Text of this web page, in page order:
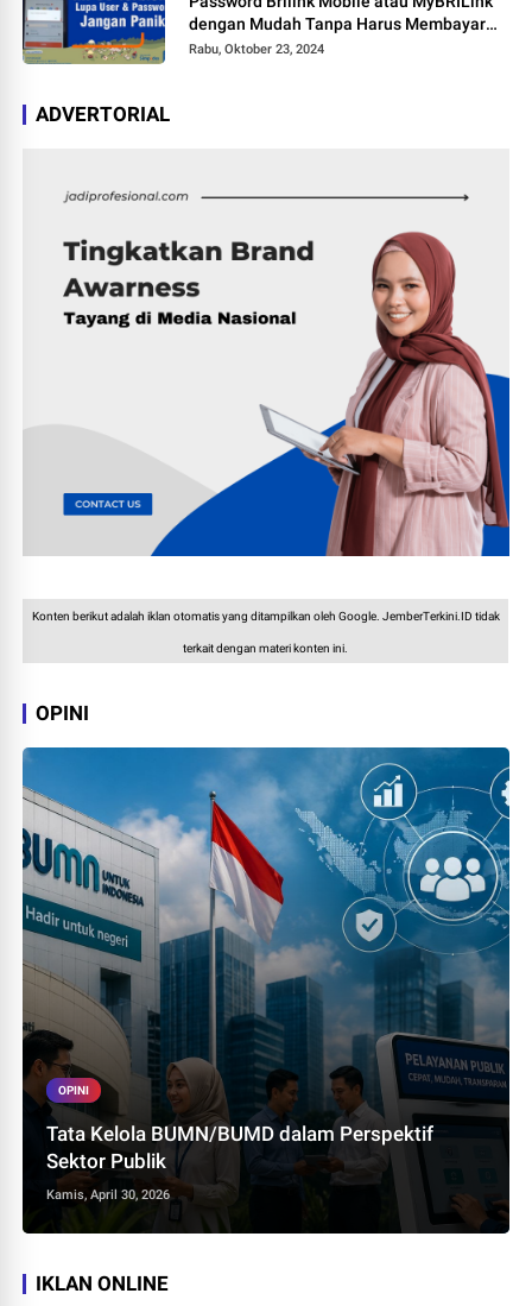
dengan Mudah Tanpa Harus Membayar
Jasa
Rabu, Oktober 23, 2024
ADVERTORIAL
Konten berikut adalah iklan otomatis yang ditampilkan oleh Google. JemberTerkini.ID tidak
terkait dengan materi konten ini.
OPINI
OPINI
Tata Kelola BUMN/BUMD dalam Perspektif
Sektor Publik
Kamis, April 30, 2026
IKLAN ONLINE